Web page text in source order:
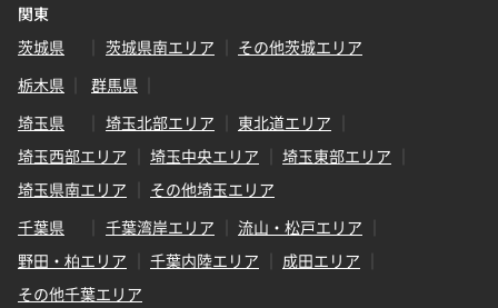
関東
茨城県
茨城県南エリア
その他茨城エリア
栃木県
群馬県
埼玉県
埼玉北部エリア
東北道エリア
埼玉西部エリア
埼玉中央エリア
埼玉東部エリア
埼玉県南エリア
その他埼玉エリア
千葉県
千葉湾岸エリア
流山・松戸エリア
野田・柏エリア
千葉内陸エリア
成田エリア
その他千葉エリア